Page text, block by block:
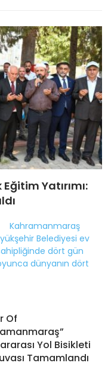
Yatırımı:
Of
Yol Bisikleti
Tamamlandı